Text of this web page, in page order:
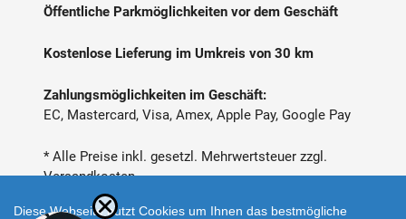
Öffentliche Parkmöglichkeiten vor dem Geschäft
Kostenlose Lieferung im Umkreis von 30 km
Zahlungsmöglichkeiten im Geschäft:
EC, Mastercard, Visa, Amex, Apple Pay, Google Pay
* Alle Preise inkl. gesetzl. Mehrwertsteuer zzgl.
Versandkosten
Diese Webseite nutzt Cookies um Ihnen das bestmögliche